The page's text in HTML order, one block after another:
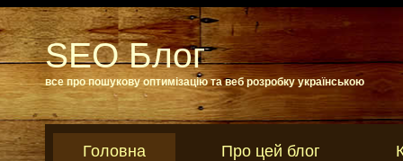
SEO Блог
все про пошукову оптимізацію та веб розробку українською
Головна Про цей блог